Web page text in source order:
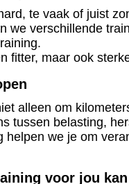
te vaak of juist
we verschillende
fitter, maar ook
alleen om
tussen belasting,
helpen we je om
voor jou kan